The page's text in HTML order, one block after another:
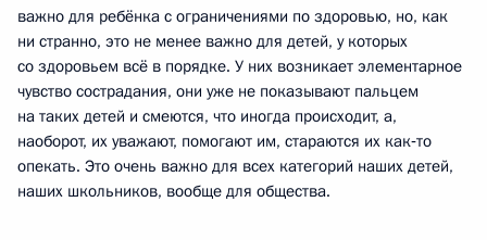
важно для ребёнка с ограничениями по здоровью, но, как
ни странно, это не менее важно для детей, у которых
со здоровьем всё в порядке. У них возникает элементарное
чувство сострадания, они уже не показывают пальцем
на таких детей и смеются, что иногда происходит, а,
наоборот, их уважают, помогают им, стараются их как‑то
опекать. Это очень важно для всех категорий наших детей,
наших школьников, вообще для общества.